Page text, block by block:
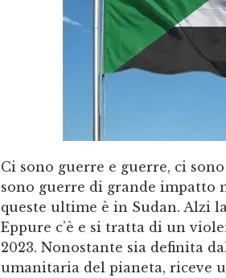
Ci sono guerre e guerre, ci
sono guerre di grande impatto
queste ultime è in Sudan. Alzi
Eppure c’è e si tratta di un
2023. Nonostante sia definita
umanitaria del pianeta, riceve